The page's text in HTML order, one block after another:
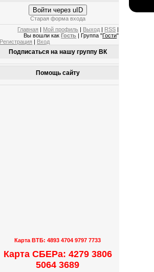
Войти через uID
Старая форма входа
Главная
Мой профиль Выход RSS
Вы вошли как Гость | Группа "Гости"
Регистрация Вход
Подписаться на нашу группу ВК
Помощь сайту
Карта ВТБ: 4893 4704 9797 7733
Карта СБЕРа: 4279 3806
5064 3689